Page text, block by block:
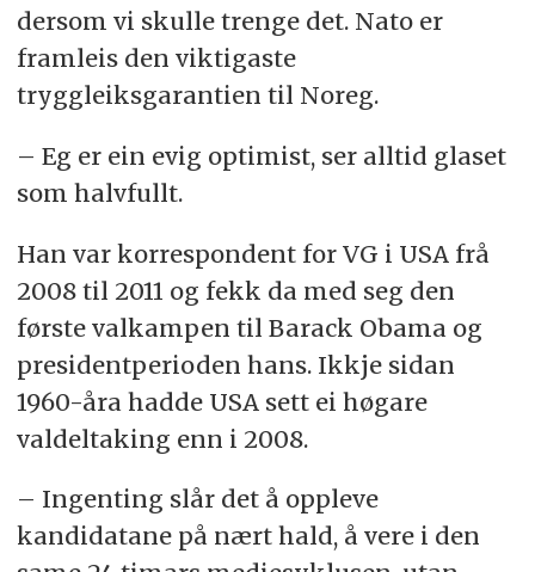
dersom vi skulle trenge det. Nato er
framleis den viktigaste
tryggleiksgarantien til Noreg.
– Eg er ein evig optimist, ser alltid glaset
som halvfullt.
Han var korrespondent for VG i USA frå
2008 til 2011 og fekk da med seg den
første valkampen til Barack Obama og
presidentperioden hans. Ikkje sidan
1960-åra hadde USA sett ei høgare
valdeltaking enn i 2008.
– Ingenting slår det å oppleve
kandidatane på nært hald, å vere i den